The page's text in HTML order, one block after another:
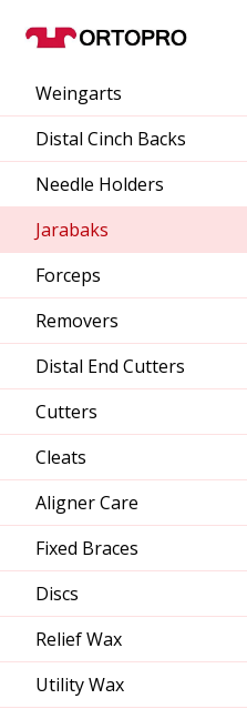
Weingarts
Distal Cinch Backs
Needle Holders
Jarabaks
Forceps
Removers
Distal End Cutters
Cutters
Cleats
Aligner Care
Fixed Braces
Discs
Relief Wax
Utility Wax